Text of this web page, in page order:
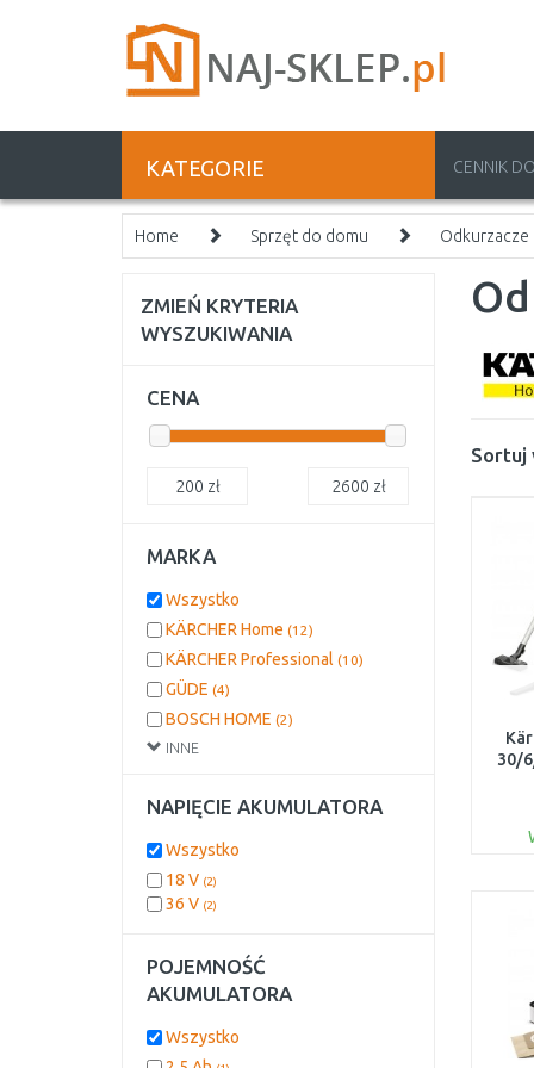
KATEGORIE CENNIK
Home Sprzęt do domu Odkurzacze
Sortuj
30/
ZMIEŃ KRYTERIA
WYSZUKIWANIA
CENA
200 zł 2600 zł
MARKA
INNE
Wszystko
KÄRCHER Home (12)
KÄRCHER Professional (10)
GÜDE (4)
BOSCH HOME (2)
MAKITA
NAPIĘCIE AKUMULATORA
Wszystko
18 V (2)
36 V (2)
POJEMNOŚĆ
AKUMULATORA
Wszystko